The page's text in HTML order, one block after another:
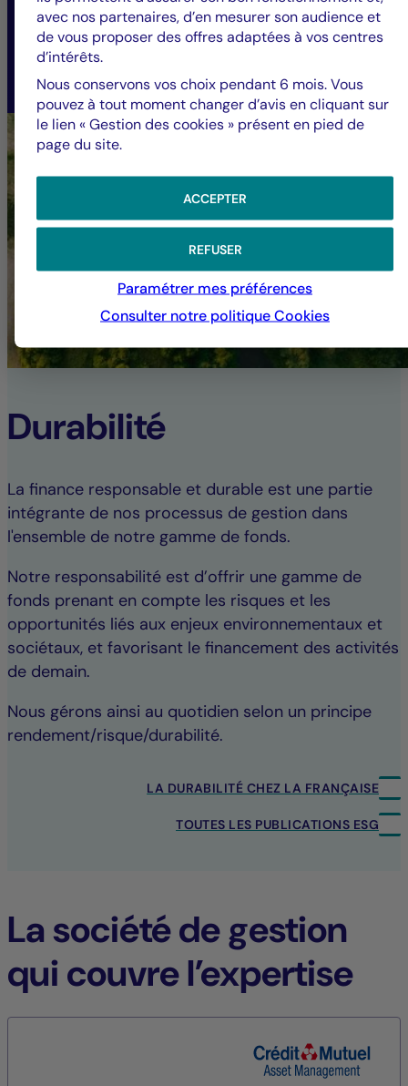
Philippe Poiré,
Responsable de la Finance Solidaire, Crédit
Mutuel Asset Management.
Durabilité
La finance responsable et durable est une partie
intégrante de nos processus de gestion dans
l'ensemble de notre gamme de fonds.
Notre responsabilité est d’offrir une gamme de
fonds prenant en compte les risques et les
opportunités liés aux enjeux environnementaux et
sociétaux, et favorisant le financement des activités
de demain.
Nous gérons ainsi au quotidien selon un principe
rendement/risque/durabilité.
LA DURABILITÉ CHEZ LA FRANÇAISE
TOUTES LES PUBLICATIONS ESG
La société de gestion
qui couvre l’expertise
avec nos partenaires, d’en mesurer son audience et
de vous proposer des offres adaptées à vos centres
d’intérêts.
Nous conservons vos choix pendant 6 mois. Vous
pouvez à tout moment changer d’avis en cliquant sur
le lien « Gestion des cookies » présent en pied de
page du site.
ACCEPTER
REFUSER
Paramétrer mes préférences
Consulter notre politiqueCookies